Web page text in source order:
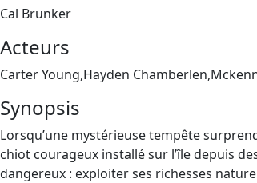
Cal Brunker
Acteurs
Carter Young,Hayden
Synopsis
Lorsqu’une mystérieuse tempête
chiot courageux installé sur l’île depuis
dangereux : exploiter ses richesses